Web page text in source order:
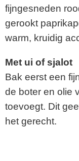
fijngesneden
gerookt
warm, kruidig
Met ui of sjalot
Bak eerst een
de boter en olie
toevoegt. Dit
het gerecht.